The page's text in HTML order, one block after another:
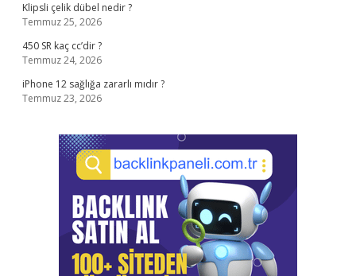
Klipsli çelik dübel nedir ?
Temmuz 25, 2026
450 SR kaç cc’dir ?
Temmuz 24, 2026
iPhone 12 sağlığa zararlı mıdır ?
Temmuz 23, 2026